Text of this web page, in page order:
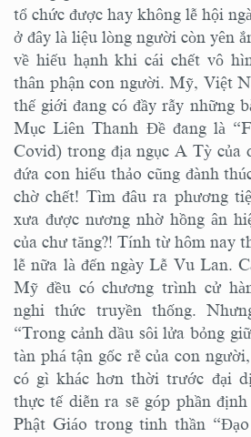
tổ chức được hay không lễ hội
ở đây là liệu lòng người còn yên
về hiếu hạnh khi cái chết vô
thân phận con người. Mỹ, Việt
thế giới đang có đầy rẫy những
Mục Liên Thanh Đề đang là
Covid) trong địa ngục A Tỳ của
đứa con hiếu thảo cũng đành
chờ chết! Tìm đâu ra phương
xưa được nương nhờ hồng ân
của chư tăng?! Tính từ hôm nay
lễ nữa là đến ngày Lễ Vu Lan.
Mỹ đều có chương trình cử
nghi thức truyền thống.
“Trong cảnh dầu sôi lửa bỏng
tàn phá tận gốc rễ của con
có gì khác hơn thời trước đại
thực tế diễn ra sẽ góp phần
Phật Giáo trong tinh thần